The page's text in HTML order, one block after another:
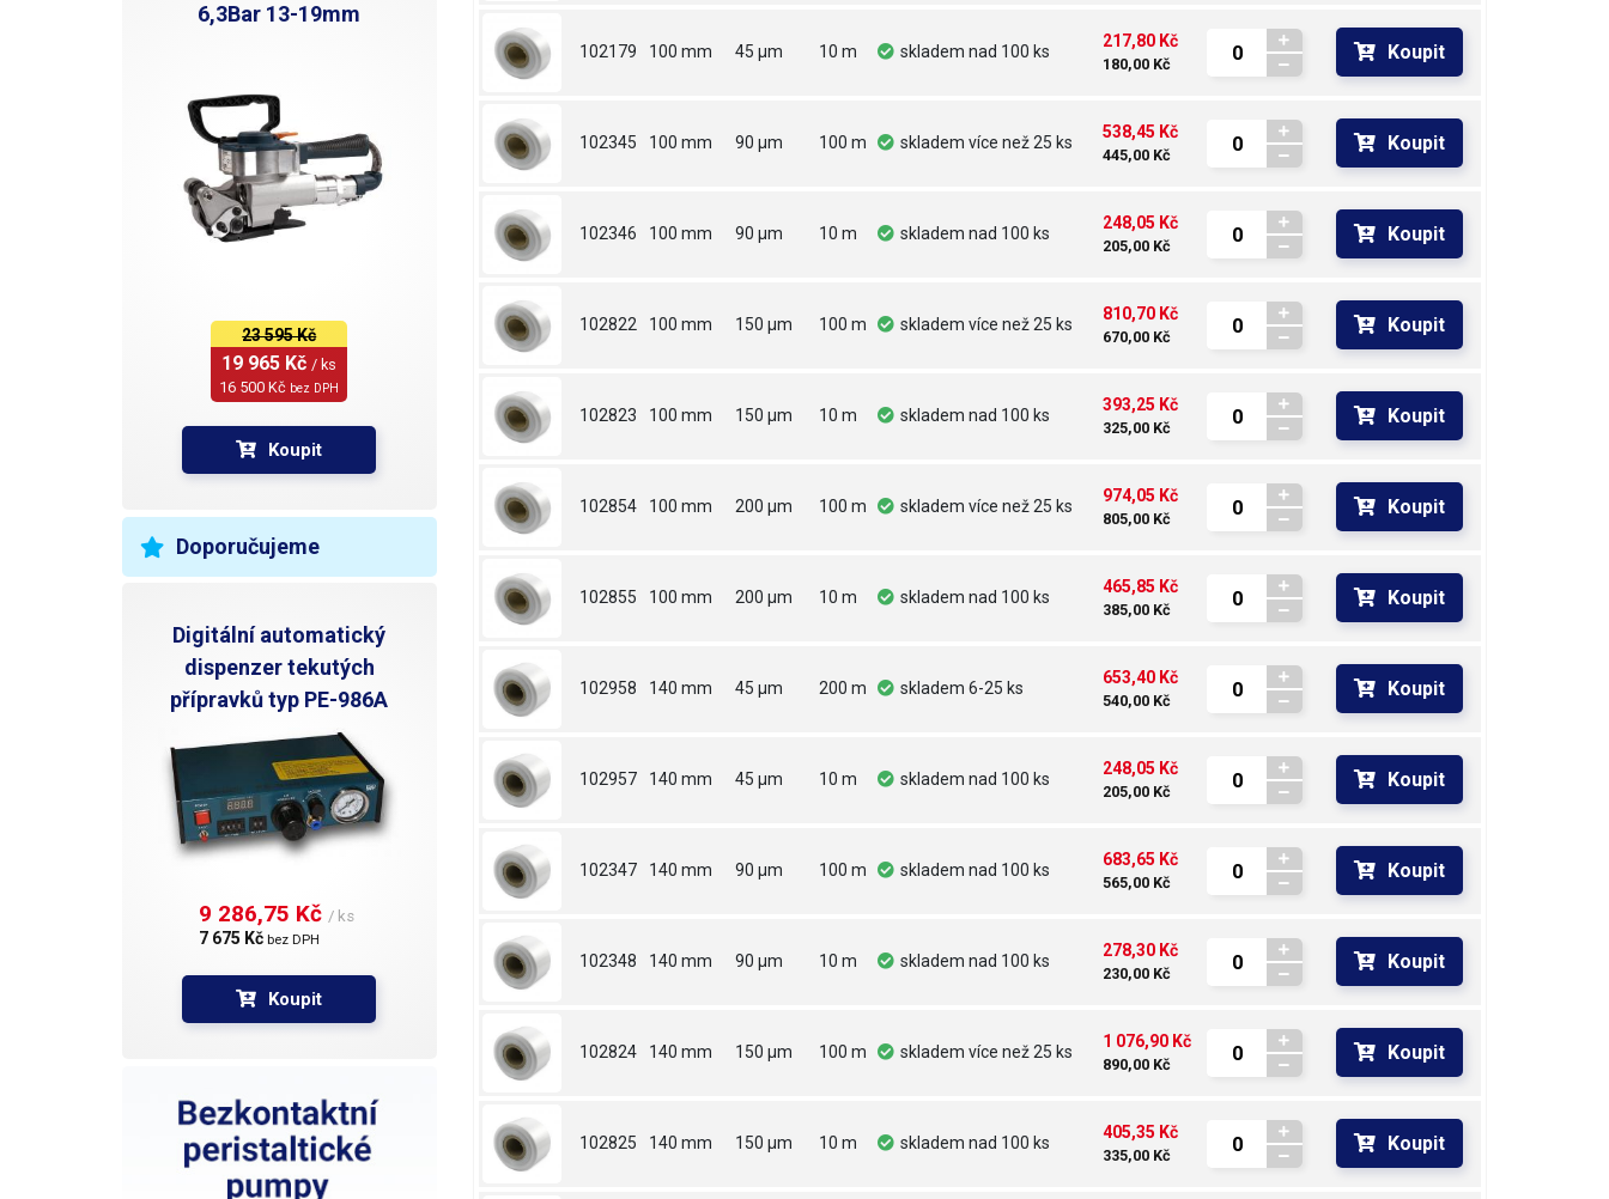
6,3Bar 13-19mm
23 595 Kč
19 965 Kč / ks
16 500 Kč bez DPH
Koupit
Doporučujeme
Digitální automatický
dispenzer tekutých
přípravků typ PE-986A
9 286,75 Kč / ks
7 675 Kč bez DPH
Koupit
102179 100 mm 45 µm 10 m skladem nad 100 ks
217,80 Kč
180,00 Kč
Koupit
102345 100 mm 90 µm 100 m skladem více než 25 ks
538,45 Kč
445,00 Kč
Koupit
102346 100 mm 90 µm 10 m skladem nad 100 ks
248,05 Kč
205,00 Kč
Koupit
102822 100 mm 150 µm 100 m skladem více než 25 ks
810,70 Kč
670,00 Kč
Koupit
102823 100 mm 150 µm 10 m skladem nad 100 ks
393,25 Kč
325,00 Kč
Koupit
102854 100 mm 200 µm 100 m skladem více než 25 ks
974,05 Kč
805,00 Kč
Koupit
102855 100 mm 200 µm 10 m skladem nad 100 ks
465,85 Kč
385,00 Kč
Koupit
102958 140 mm 45 µm 200 m skladem 6-25 ks
653,40 Kč
540,00 Kč
Koupit
102957 140 mm 45 µm 10 m skladem nad 100 ks
248,05 Kč
205,00 Kč
Koupit
102347 140 mm 90 µm 100 m skladem nad 100 ks
683,65 Kč
565,00 Kč
Koupit
102348 140 mm 90 µm 10 m skladem nad 100 ks
278,30 Kč
230,00 Kč
Koupit
102824 140 mm 150 µm 100 m skladem více než 25 ks
1 076,90 Kč
890,00 Kč
Koupit
102825 140 mm 150 µm 10 m skladem nad 100 ks
405,35 Kč
335,00 Kč
Koupit